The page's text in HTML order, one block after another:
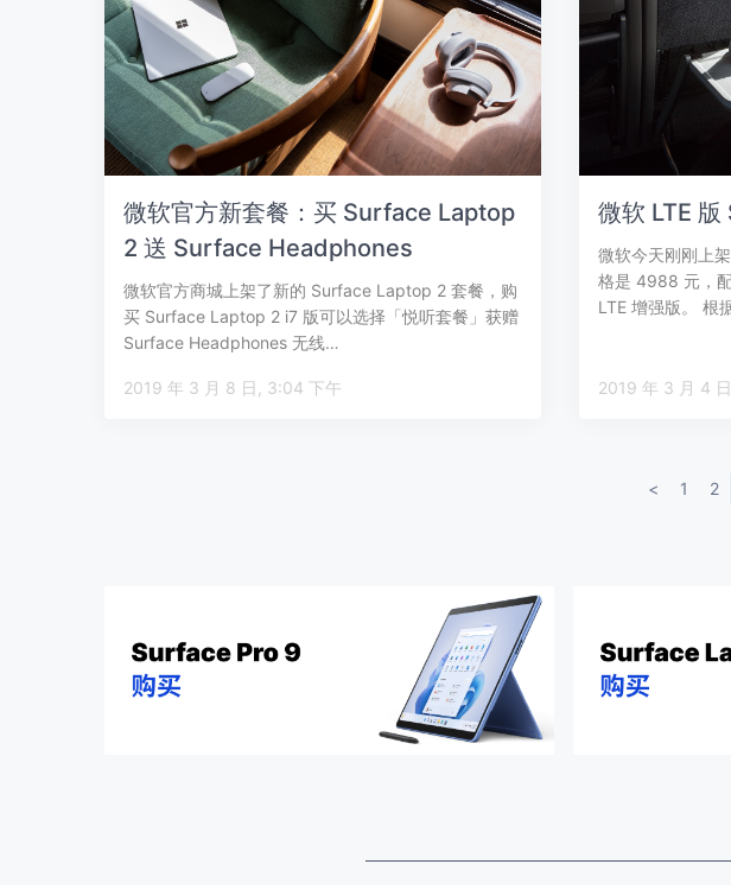
微软官方新套餐：买 Surface Laptop
2 送 Surface Headphones
微软官方商城上架了新的 Surface Laptop 2 套餐，购
买 Surface Laptop 2 i7 版可以选择「悦听套餐」获赠
Surface Headphones 无线…
2019 年 3 月 8 日, 3:04 下午
微软 LTE
微软今天刚刚上
格是 4988 元，
LTE 增强版。 根
< 1 2